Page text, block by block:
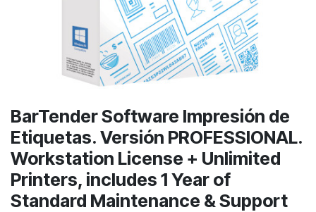
BarTender Software Impresión de
Etiquetas. Versión PROFESSIONAL.
Workstation License + Unlimited
Printers, includes 1 Year of
Standard Maintenance & Support